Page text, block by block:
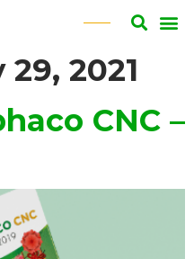
2021
CNC –